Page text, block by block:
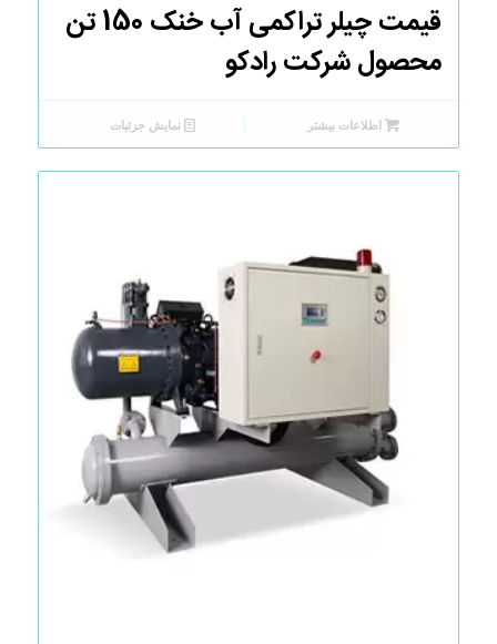
قیمت چیلر تراکمی آب خنک 150 تن
محصول شرکت رادکو
اطلاعات بیشتر نمایش جزئیات